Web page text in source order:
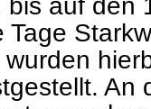
auf den
An